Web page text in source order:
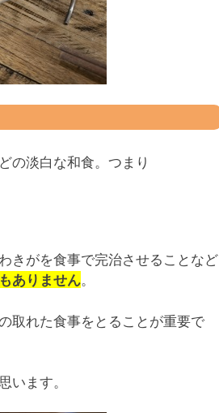
の淡白な和食。つまり
きがを食事で完治させることなど
ありません
取れた食事をとることが重要で
います。